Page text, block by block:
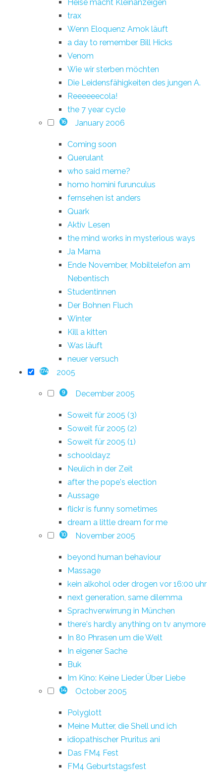
Heise macht Kleinanzeigen
trax
Wenn Eloquenz Amok läuft
a day to remember Bill Hicks
Venom
Wie wir sterben möchten
Die Leidensfähigkeiten des jungen A.
Reeeeeecola!
the 7 year cycle
16 January 2006
Coming soon
Querulant
who said meme?
homo homini furunculus
fernsehen ist anders
Quark
Aktiv Lesen
the mind works in mysterious ways
Ja Mama
Ende November, Mobiltelefon am
Nebentisch
Studentinnen
Der Bohnen Fluch
Winter
Kill a kitten
Was läuft
neuer versuch
174 2005
9 December 2005
Soweit für 2005 (3)
Soweit für 2005 (2)
Soweit für 2005 (1)
schooldayz
Neulich in der Zeit
after the pope's election
Aussage
flickr is funny sometimes
dream a little dream for me
10 November 2005
beyond human behaviour
Massage
kein alkohol oder drogen vor 16:00 uhr
next generation, same dilemma
Sprachverwirrung in München
there's hardly anything on tv anymore
In 80 Phrasen um die Welt
In eigener Sache
Buk
Im Kino: Keine Lieder Über Liebe
14 October 2005
Polyglott
Meine Mutter, die Shell und ich
idiopathischer Pruritus ani
Das FM4 Fest
FM4 Geburtstagsfest